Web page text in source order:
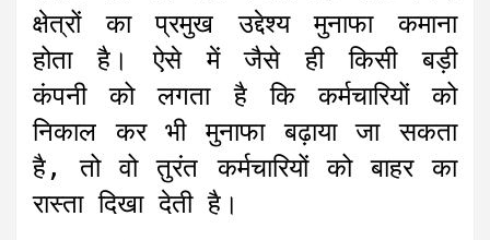
क्षेत्रों का प्रमुख उद्देश्य मुनाफा कमाना
होता है। ऐसे में जैसे ही किसी बड़ी
कंपनी को लगता है कि कर्मचारियों को
निकाल कर भी मुनाफा बढ़ाया जा सकता
है, तो वो तुरंत कर्मचारियों को बाहर का
रास्ता दिखा देती है।